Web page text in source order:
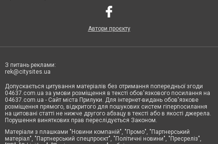
Автори проєкту
З питань реклами:
rek@citysites.ua
Допускається цитування матеріалів без отримання попередньої згоди
04637.com.ua за умови розміщення в тексті обов'язкового посилання на
04637.com.ua - Сайт міста Прилуки. Для інтернет-видань обов'язкове
розміщення прямого, відкритого для пошукових систем гіперпосилання
на цитовані статті не нижче другого абзацу в тексті або в якості джерела.
Порушення виняткових прав переслідується Законом.
Матеріали з плашками "Новини компаній", "Промо", "Партнерський
матеріал", "Партнерський спецпроєкт", "Політичні новини", "Пресреліз",